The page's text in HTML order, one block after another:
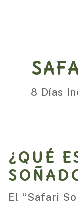
8 Días
¿QUÉ
El “Safari